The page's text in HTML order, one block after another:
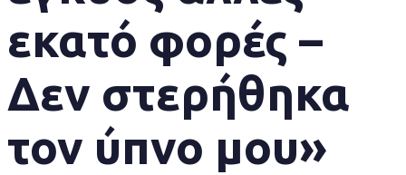
εκατό φορές –
Δεν στερήθηκα
τον ύπνο μου»